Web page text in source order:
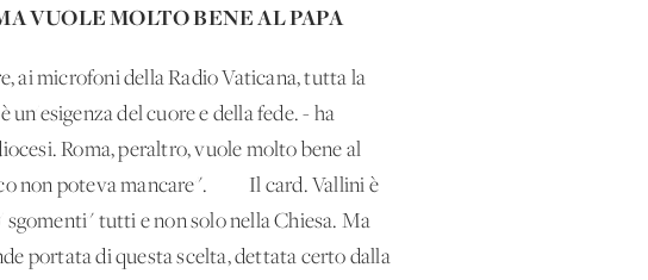
VUOLE MOLTO BENE AL PAPA
microfoni della Radio Vaticana, tutta la
del cuore e della fede. - ha
Roma, peraltro, vuole molto bene al
non poteva mancare". Il card. Vallini è
tutti e non solo nella Chiesa. Ma
portata di questa scelta, dettata certo dalla